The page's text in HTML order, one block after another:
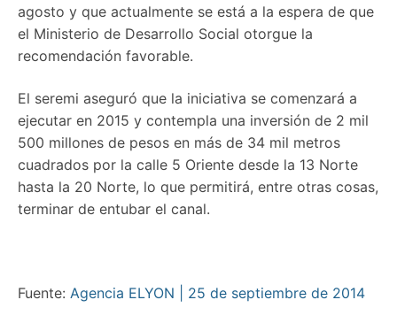
agosto y que actualmente se está a la espera de que
el Ministerio de Desarrollo Social otorgue la
recomendación favorable.
El seremi aseguró que la iniciativa se comenzará a
ejecutar en 2015 y contempla una inversión de 2 mil
500 millones de pesos en más de 34 mil metros
cuadrados por la calle 5 Oriente desde la 13 Norte
hasta la 20 Norte, lo que permitirá, entre otras cosas,
terminar de entubar el canal.
Fuente: Agencia ELYON | 25 de septiembre de 2014